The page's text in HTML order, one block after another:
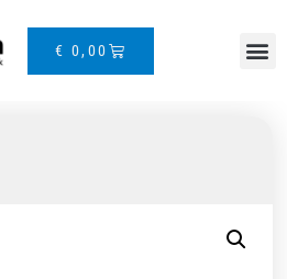
€ 0,00